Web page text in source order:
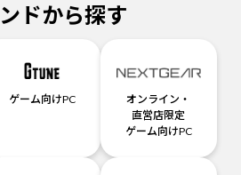
ドから探す
ゲーム向けPC
オンライン・
直営店限定
ゲーム向けPC